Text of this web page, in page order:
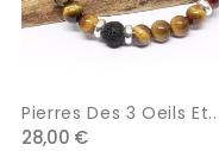
Pierres Des 3 Oeils Et...
28,00 €